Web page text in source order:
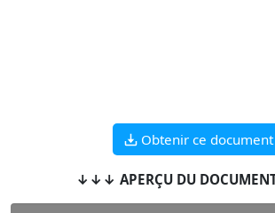
Obtenir ce document
↓↓↓ APERÇU DU